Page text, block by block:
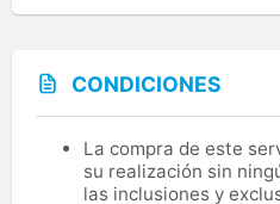
CONDICIONES
La compra de este
su realización sin
las inclusiones y